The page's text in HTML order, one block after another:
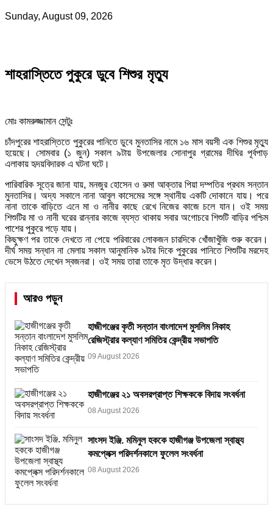
Sunday, August 09, 2026
শাহরাস্তিতে পুকুরে ডুবে শিশুর মৃত্যু
মোঃ কামরুজ্জামান সেন্টুঃ
চাঁদপুরের শাহরাস্তিতে পুকুরের পানিতে ডুবে মুনতাসির নামে ১৬ মাস বয়সী এক শিশুর মৃত্যু
হয়েছে। সোমবার (১ জুন) সকাল ৯টায় উপজেলার সোনাপুর গ্রামের দীঘির পূর্বপাড়
এলাকায় হৃদয়বিদারক এ ঘটনা ঘটে।
​পারিবারিক সূত্রে জানা যায়, মনজুর হোসেন ও রুমা আক্তার পিয়া দম্পতির প্রথম সন্তান
মুনতাসির। অদ্য সকালে নানা আবুল কাসেমের সঙ্গে স্থানীয় একটি দোকানে যায়। পরে
নানা তাকে বাড়িতে এনে মা ও নানীর কাছে রেখে নিজের কাজে চলে যান। ওই সময়
শিশুটির মা ও নানী ঘরের রান্নার কাজে ব্যস্ত থাকায় সবার অগোচরে শিশুটি বাড়ির পশ্চিম
পাশের পুকুরে পড়ে যায়।
​কিছুক্ষণ পর তাকে দেখতে না পেয়ে পরিবারের লোকজন চারদিকে খোঁজাখুঁজি শুরু করেন।
দীর্ঘ সময় সন্ধান না মেলায় সকাল আনুমানিক ৯টার দিকে পুকুরের পানিতে শিশুটির মরদেহ
ভেসে উঠতে দেখেন স্বজনরা। ওই সময় তারা তাকে মৃত উদ্ধার করেন।
আরও পড়ুন
হাজীগঞ্জের কৃতী সন্তান বাংলাদেশ মুসলিম নিকাহ
রেজিস্ট্রার কল্যাণ সমিতির কেন্দ্রীয় সভাপতি
09 August 2026
হাজীগঞ্জের ২১ অবসরপ্রাপ্ত শিক্ষককে বিদায় সংবর্ধনা
08 August 2026
সাংসদ ইঞ্জি. মমিনুল হককে হাজীগঞ্জ উপজেলা স্বাস্থ্য
কমপ্লেক্স পরিদর্শনকালে ফুলেল সংবর্ধনা
08 August 2026